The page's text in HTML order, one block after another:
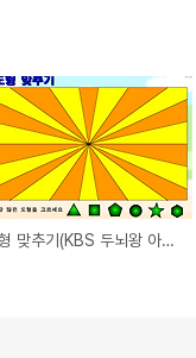
도형 맞추기(KBS 두뇌왕 아인슈타인 문제)